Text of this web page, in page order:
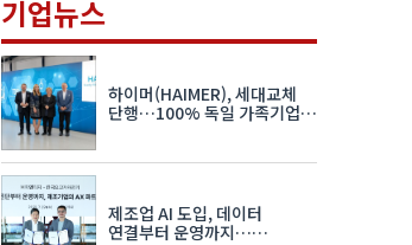
K-PRINT
08.19~08.22
자율주행모빌리티산업전
08.25~08.27
차세대 반도체 패키징 산업전
08.26~08.28 수원컨벤션센터
기업뉴스
하이머(HAIMER), 세대교체
단행…100% 독일 가족기업
제조업 AI 도입, 데이터
연결부터 운영까지…